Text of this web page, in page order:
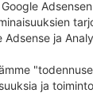
Adsense ja
ja